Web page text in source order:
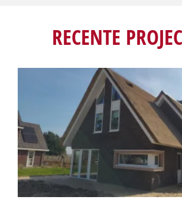
RECENTE